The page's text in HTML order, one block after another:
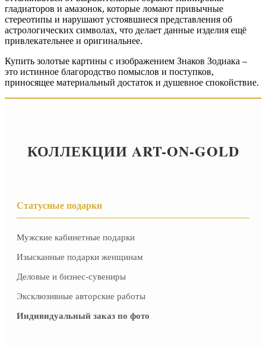
гладиаторов и амазонок, которые ломают привычные
стереотипы и нарушают устоявшиеся представления об
астрологических символах, что делает данные изделия ещё
привлекательнее и оригинальнее.
Купить золотые картины с изображением Знаков Зодиака –
это истинное благородство помыслов и поступков,
приносящее материальный достаток и душевное спокойствие.
КОЛЛЕКЦИИ ART-ON-GOLD
Статусные подарки
Мужские кабинетные подарки
Изысканные подарки женщинам
Деловые и бизнес-сувениры
Эксклюзивные авторские работы
Индивидуальный заказ по фото